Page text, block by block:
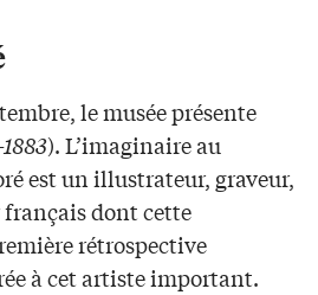
le musée présente
). L’imaginaire au
est un illustrateur, graveur,
dont cette
rétrospective
à cet artiste important.